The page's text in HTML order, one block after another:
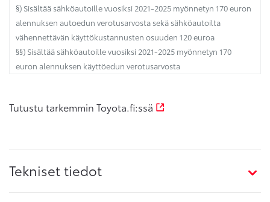
§) Sisältää sähköautoille vuosiksi 2021-2025 myönnetyn 170 euron
alennuksen autoedun verotusarvosta sekä sähköautoilta
vähennettävän käyttökustannusten osuuden 120 euroa
§§) Sisältää sähköautoille vuosiksi 2021-2025 myönnetyn 170
euron alennuksen käyttöedun verotusarvosta
Tutustu tarkemmin Toyota.fi:ssä
Tekniset tiedot